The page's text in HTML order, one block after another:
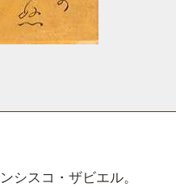
シスコ・ザビエル。